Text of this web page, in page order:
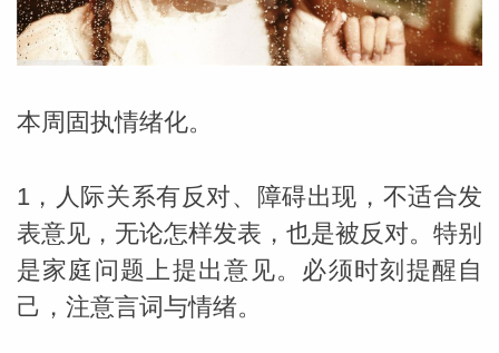
本周固执情绪化。
1，人际关系有反对、障碍出现，不适合发
表意见，无论怎样发表，也是被反对。特别
是家庭问题上提出意见。必须时刻提醒自
己，注意言词与情绪。